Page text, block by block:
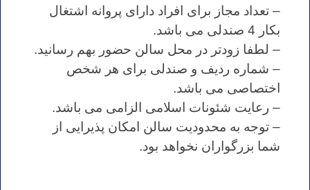
– تعداد مجاز برای افراد دارای پروانه اشتغال
بکار 4 صندلی می باشد.
– لطفا زودتر در محل سالن حضور بهم رسانید.
– شماره ردیف و صندلی برای هر شخص
اختصاصی می باشد.
– رعایت شئونات اسلامی الزامی می باشد.
– توجه به محدودیت سالن امکان پذیرایی از
شما بزرگواران نخواهد بود.